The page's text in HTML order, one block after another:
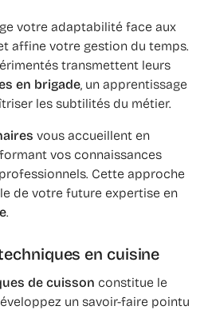
votre adaptabilité face aux
affine votre gestion du temps.
transmettent leurs
en brigade, un apprentissage
les subtilités du métier.
vous accueillent en
vos connaissances
Cette approche
de votre future expertise en
.
en cuisine
de cuisson constitue le
un savoir-faire pointu